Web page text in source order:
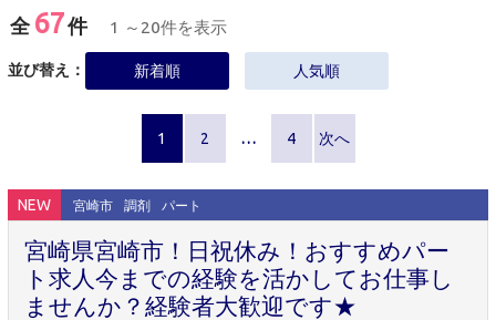
全 67件 1 ～20件を表示
並び替え： 新着順 人気順
1 2 … 4 次へ
NEW 宮崎市 調剤 パート
宮崎県宮崎市！日祝休み！おすすめパー
ト求人今までの経験を活かしてお仕事し
ませんか？経験者大歓迎です★